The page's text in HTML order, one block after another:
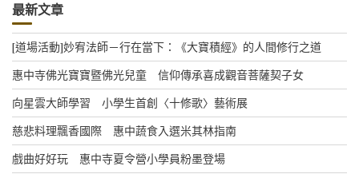
i
c
e
最新文章
[道場活動]妙宥法師－行在當下：《大寶積經》的人間修行之道
惠中寺佛光寶寶暨佛光兒童 信仰傳承喜成觀音菩薩契子女
向星雲大師學習 小學生首創〈十修歌〉藝術展
慈悲料理飄香國際 惠中蔬食入選米其林指南
戲曲好好玩 惠中寺夏令營小學員粉墨登場